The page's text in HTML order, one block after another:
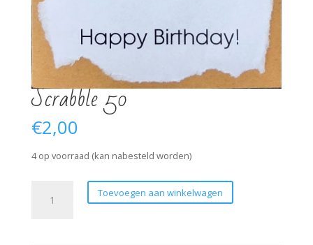
Scrabble 50
€2,00
4 op voorraad (kan nabesteld worden)
Toevoegen aan winkelwagen